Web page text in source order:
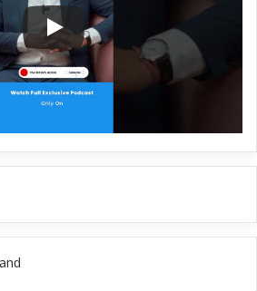
के तौर पर पेश करना
CHARDHAM NEWS
YATRA
HARISH RAWAT